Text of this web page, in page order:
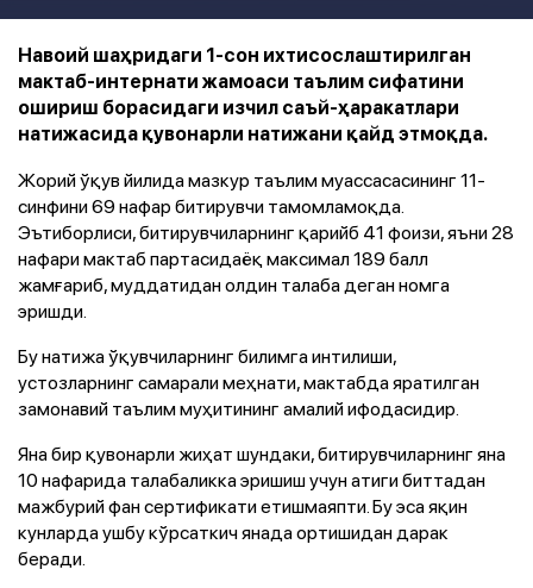
Навоий шаҳридаги 1-сон ихтисослаштирилган
мактаб-интернати жамоаси таълим сифатини
ошириш борасидаги изчил саъй-ҳаракатлари
натижасида қувонарли натижани қайд этмоқда.
Жорий ўқув йилида мазкур таълим муассасасининг 11-
синфини 69 нафар битирувчи тамомламоқда.
Эътиборлиси, битирувчиларнинг қарийб 41 фоизи, яъни 28
нафари мактаб партасидаёқ максимал 189 балл
жамғариб, муддатидан олдин талаба деган номга
эришди.
Бу натижа ўқувчиларнинг билимга интилиши,
устозларнинг самарали меҳнати, мактабда яратилган
замонавий таълим муҳитининг амалий ифодасидир.
Яна бир қувонарли жиҳат шундаки, битирувчиларнинг яна
10 нафарида талабаликка эришиш учун атиги биттадан
мажбурий фан сертификати етишмаяпти. Бу эса яқин
кунларда ушбу кўрсаткич янада ортишидан дарак
беради.